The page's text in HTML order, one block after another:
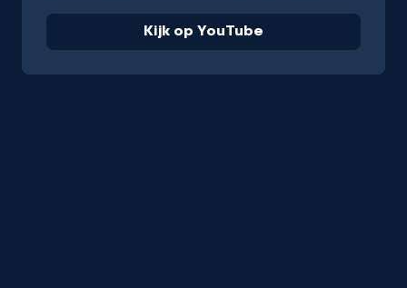
Kijk op YouTube